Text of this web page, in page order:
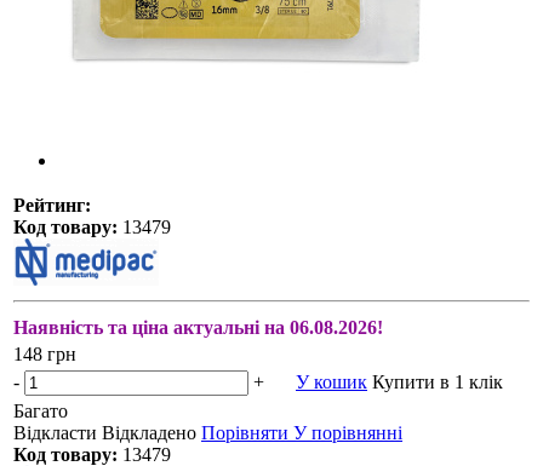
Рейтинг:
Код товару: 13479
Наявність та ціна актуальні на 06.08.2026!
148 грн
-
+ У кошик Купити в 1 клік
Багато
Відкласти Відкладено Порівняти У порівнянні
Код товару: 13479